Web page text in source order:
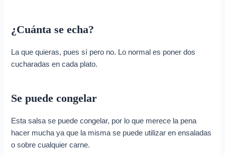
¿Cuánta se echa?
La que quieras, pues sí pero no. Lo normal es poner dos
cucharadas en cada plato.
Se puede congelar
Esta salsa se puede congelar, por lo que merece la pena
hacer mucha ya que la misma se puede utilizar en ensaladas
o sobre cualquier carne.